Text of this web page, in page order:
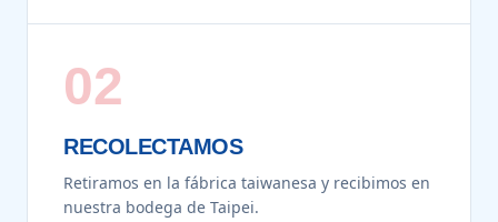
02
RECOLECTAMOS
Retiramos en la fábrica taiwanesa y recibimos en
nuestra bodega de Taipei.